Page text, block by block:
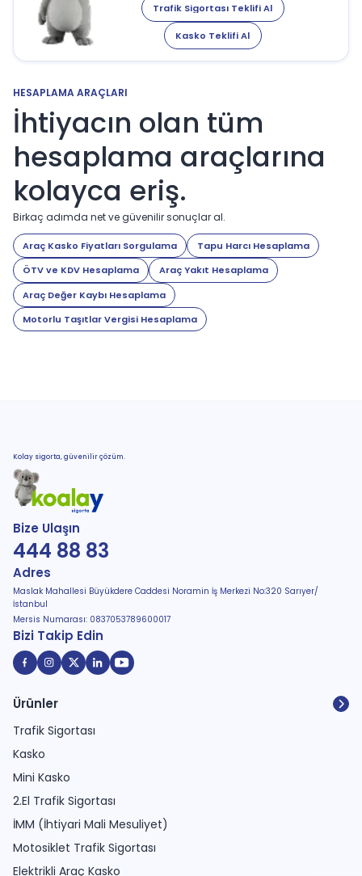
Trafik Sigortası Teklifi Al
Kasko Teklifi Al
HESAPLAMA ARAÇLARI
İhtiyacın olan tüm
hesaplama araçlarına
kolayca eriş.
Birkaç adımda net ve güvenilir sonuçlar al.
Araç Kasko Fiyatları Sorgulama
Tapu Harcı Hesaplama
ÖTV ve KDV Hesaplama
Araç Yakıt Hesaplama
Araç Değer Kaybı Hesaplama
Motorlu Taşıtlar Vergisi Hesaplama
Kolay sigorta, güvenilir çözüm.
Bize Ulaşın
444 88 83
Adres
Maslak Mahallesi Büyükdere Caddesi Noramin İş Merkezi No:320 Sarıyer/
İstanbul
Mersis Numarası: 0837053789600017
Bizi Takip Edin
Ürünler
Trafik Sigortası
Kasko
Mini Kasko
2.El Trafik Sigortası
İMM (İhtiyari Mali Mesuliyet)
Motosiklet Trafik Sigortası
Elektrikli Araç Kasko